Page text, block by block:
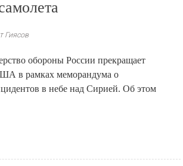
Гиясов
обороны России прекращает
в рамках меморандума о
в небе над Сирией. Об этом